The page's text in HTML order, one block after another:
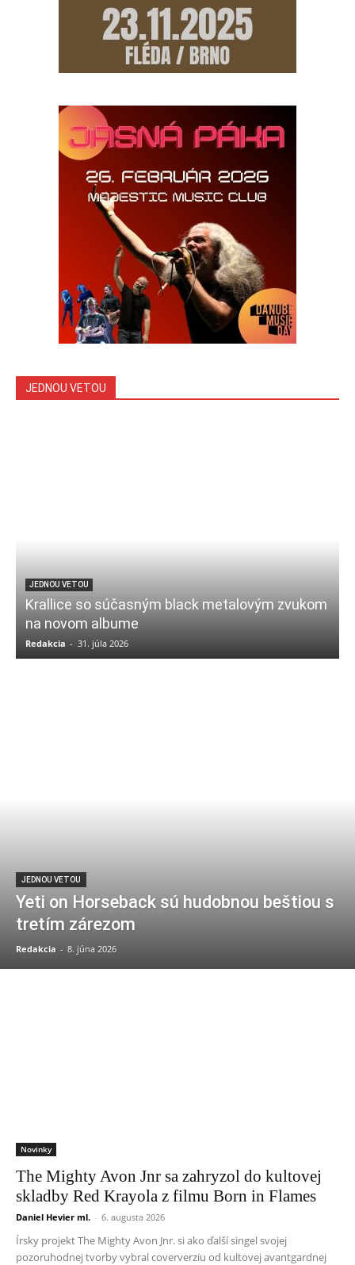
JEDNOU VETOU
JEDNOU VETOU
Krallice so súčasným black metalovým zvukom
na novom albume
Redakcia - 31. júla 2026
JEDNOU VETOU
Yeti on Horseback sú hudobnou beštiou s
tretím zárezom
Redakcia - 8. júna 2026
Novinky
The Mighty Avon Jnr sa zahryzol do kultovej
skladby Red Krayola z filmu Born in Flames
Daniel Hevier ml. - 6. augusta 2026
Írsky projekt The Mighty Avon Jnr. si ako ďalší singel svojej
pozoruhodnej tvorby vybral coververziu od kultovej avantgardnej